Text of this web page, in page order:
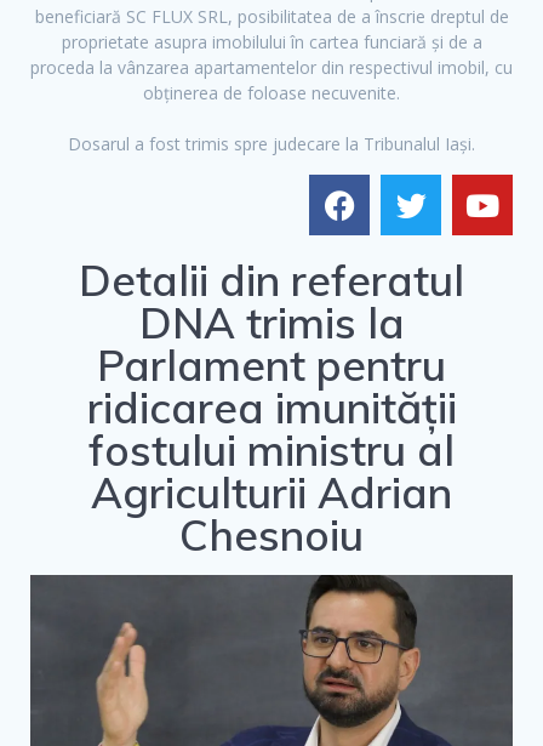
beneficiară SC FLUX SRL, posibilitatea de a înscrie dreptul de
proprietate asupra imobilului în cartea funciară și de a
proceda la vânzarea apartamentelor din respectivul imobil, cu
obținerea de foloase necuvenite.
Dosarul a fost trimis spre judecare la Tribunalul Iași.
Detalii din referatul
DNA trimis la
Parlament pentru
ridicarea imunității
fostului ministru al
Agriculturii Adrian
Chesnoiu